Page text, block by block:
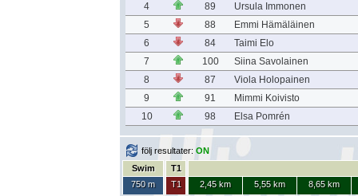
4
89
Ursula Immonen
5
88
Emmi Hämäläinen
6
84
Taimi Elo
7
100
Siina Savolainen
8
87
Viola Holopainen
9
91
Mimmi Koivisto
10
98 Elsa Pomrén
följ resultater: ON
Swim
750 m
T1
T1
2,45 km 5,55 km 8,65 km